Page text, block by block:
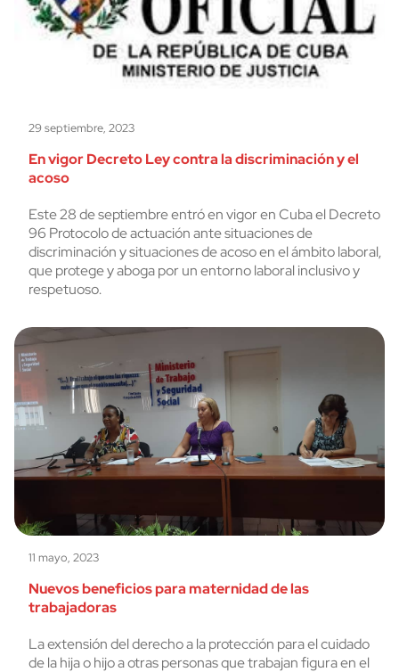
29 septiembre, 2023
En vigor Decreto Ley contra la discriminación y el
acoso
Este 28 de septiembre entró en vigor en Cuba el Decreto
96 Protocolo de actuación ante situaciones de
discriminación y situaciones de acoso en el ámbito laboral,
que protege y aboga por un entorno laboral inclusivo y
respetuoso.
11 mayo, 2023
Nuevos beneficios para maternidad de las
trabajadoras
La extensión del derecho a la protección para el cuidado
de la hija o hijo a otras personas que trabajan figura en el